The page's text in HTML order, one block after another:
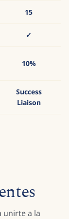
15
✓
10%
Success
Liaison
unirte a la